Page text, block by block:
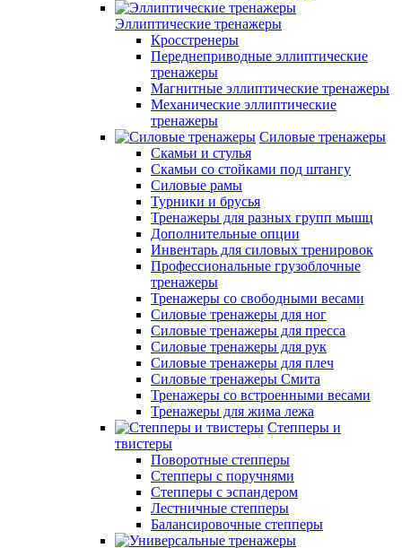
Эллиптические тренажеры
Кросстренеры
Переднеприводные эллиптические
тренажеры
Магнитные эллиптические тренажеры
Механические эллиптические
тренажеры
Силовые тренажеры
Скамьи и стулья
Скамьи со стойками под штангу
Силовые рамы
Турники и брусья
Тренажеры для разных групп мышц
Дополнительные опции
Инвентарь для силовых тренировок
Профессиональные грузоблочные
тренажеры
Тренажеры со свободными весами
Силовые тренажеры для ног
Силовые тренажеры для пресса
Силовые тренажеры для рук
Силовые тренажеры для плеч
Силовые тренажеры Смита
Тренажеры со встроенными весами
Тренажеры для жима лежа
Степперы и
твистеры
Поворотные степперы
Степперы с поручнями
Степперы с эспандером
Лестничные степперы
Балансировочные степперы